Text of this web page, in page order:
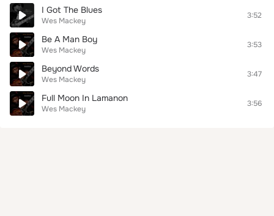
I Got The Blues
Wes Mackey
3:52
Be A Man Boy
Wes Mackey
3:53
Beyond Words
Wes Mackey
3:47
Full Moon In Lamanon
Wes Mackey
3:56